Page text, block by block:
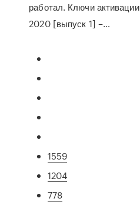
работал. Ключи активации
2020 [выпуск 1] –…
1559
1204
778